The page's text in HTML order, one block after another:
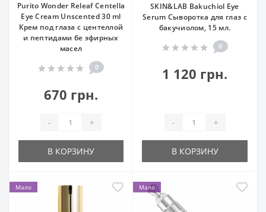
Purito Wonder Releaf Centella
Eye Cream Unscented 30 ml
Крем под глаза с центеллой
и пептидами бе эфирных
масел
0
670 грн.
- +
В КОРЗИНУ
SKIN&LAB Bakuchiol Eye
Serum Сыворотка для глаз с
бакучиолом, 15 мл.
0
1 120 грн.
- +
В КОРЗИНУ
Мало Мало